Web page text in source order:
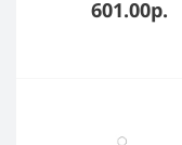
601.00р.